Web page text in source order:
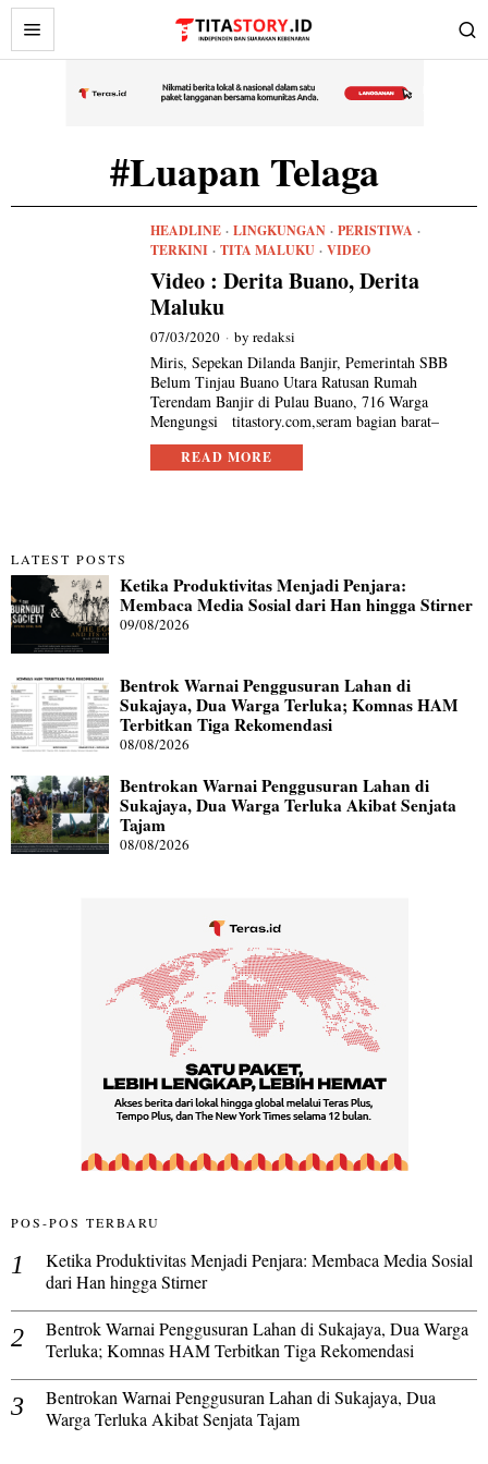
#Luapan Telaga
HEADLINE · LINGKUNGAN · PERISTIWA ·
TERKINI · TITA MALUKU · VIDEO
Video : Derita Buano, Derita
Maluku
07/03/2020 byredaksi
Miris, Sepekan Dilanda Banjir, Pemerintah SBB
Belum Tinjau Buano Utara Ratusan Rumah
Terendam Banjir di Pulau Buano, 716 Warga
Mengungsi titastory.com,seram bagian barat–
READ MORE
LATEST POSTS
Ketika Produktivitas Menjadi Penjara:
Membaca Media Sosial dari Han hingga Stirner
09/08/2026
Bentrok Warnai Penggusuran Lahan di
Sukajaya, Dua Warga Terluka; Komnas HAM
Terbitkan Tiga Rekomendasi
08/08/2026
Bentrokan Warnai Penggusuran Lahan di
Sukajaya, Dua Warga Terluka Akibat Senjata
Tajam
08/08/2026
POS-POS TERBARU
Ketika Produktivitas Menjadi Penjara: Membaca Media Sosial
dari Han hingga Stirner
Bentrok Warnai Penggusuran Lahan di Sukajaya, Dua Warga
Terluka; Komnas HAM Terbitkan Tiga Rekomendasi
Bentrokan Warnai Penggusuran Lahan di Sukajaya, Dua
Warga Terluka Akibat Senjata Tajam